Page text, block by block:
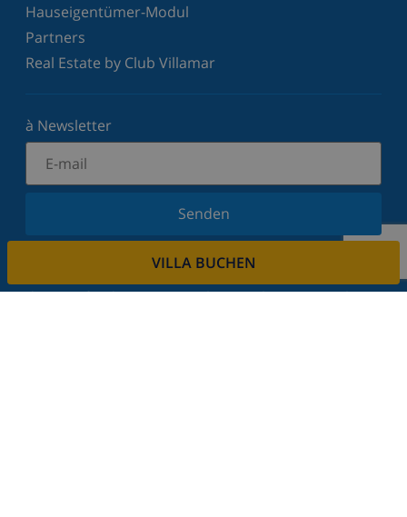
VILLA BUCHEN
Hauseigentümer-Modul
Partners
Real Estate by Club Villamar
à Newsletter
Senden
Melden Sie sich für unseren Newsletter an und
dem Laufenden. Wir respektieren Ihre Privatsphäre.